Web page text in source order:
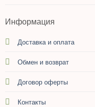
Информация
Доставка и оплата
Обмен и возврат
Договор оферты
Контакты